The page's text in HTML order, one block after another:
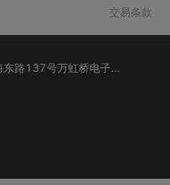
交易条款
文化宫苹果旗舰店·ap4地址：徐州市淮海东路137号万虹桥电子市场1楼旋转梯北侧（文化宫苹果旗舰店）